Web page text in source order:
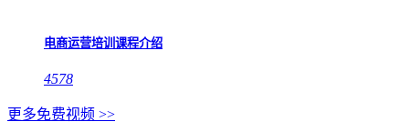
电商运营培训课程介绍
4578
更多免费视频 >>